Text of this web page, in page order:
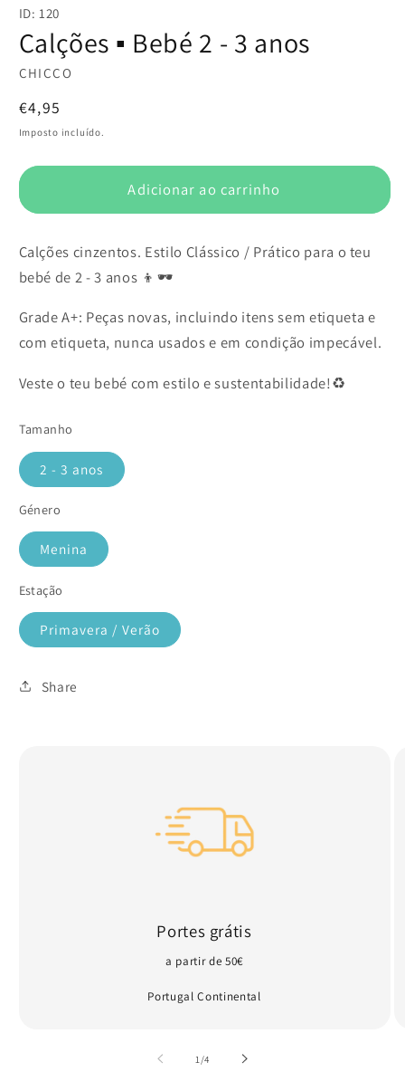
multimédia
em
modal
ID: 120
Calções ▪️ Bebé 2 - 3 anos
CHICCO
Preço
normal
€4,95
Imposto incluído.
Adicionar ao carrinho
Calções cinzentos. Estilo Clássico / Prático para o teu
bebé de 2 - 3 anos 👦🕶️
Grade A+: Peças novas, incluindo itens sem etiqueta e
com etiqueta, nunca usados e em condição impecável.
Veste o teu bebé com estilo e sustentabilidade!♻️
Tamanho
2 - 3 anos
Género
Menina
Estação
Primavera / Verão
Share
Portes grátis
a partir de 50€
Portugal Continental
1 /de
4